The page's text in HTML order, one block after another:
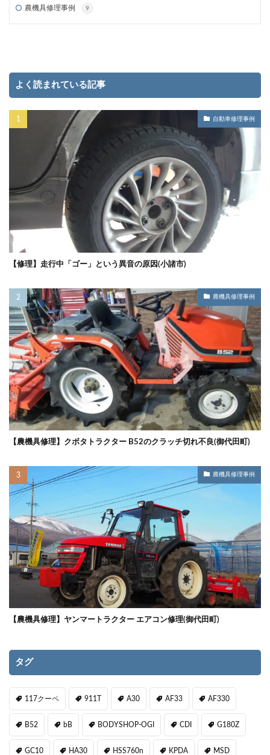
農機具修理事例 9
よく読まれている記事
自動車修理事例
【修理】走行中「ゴー」という異音の原因(小諸市)
農機具修理事例
【農機具修理】クボタトラクター B52のクラッチ切れ不良(御代田町)
農機具修理事例
【農機具修理】ヤンマートラクター エアコン修理(御代田町)
タグ
117クーペ 911T A30 AF33 AF330
B52 bB BODYSHOP-OGI CDI G180Z
GC10 HA30 HSS760n KPDA MSD